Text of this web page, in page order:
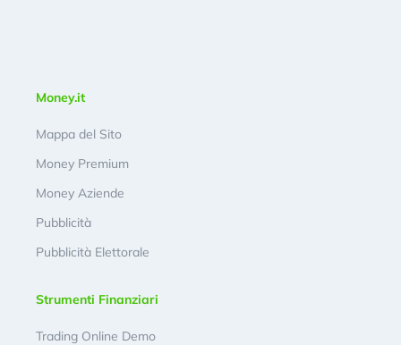
Money.it
Mappa del Sito
Money Premium
Money Aziende
Pubblicità
Pubblicità Elettorale
Strumenti Finanziari
Trading Online Demo